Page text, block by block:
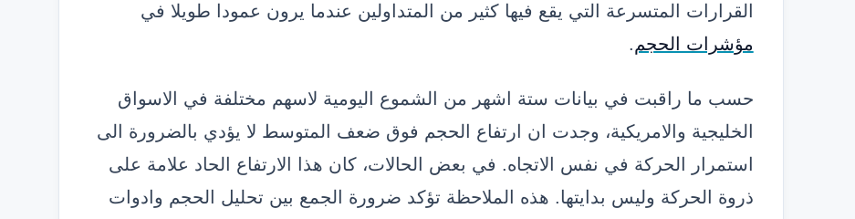
القرارات المتسرعة التي يقع فيها كثير من المتداولين عندما يرون عمودا طويلا في
مؤشرات الحجم.
حسب ما راقبت في بيانات ستة اشهر من الشموع اليومية لاسهم مختلفة في الاسواق
الخليجية والامريكية، وجدت ان ارتفاع الحجم فوق ضعف المتوسط لا يؤدي بالضرورة الى
استمرار الحركة في نفس الاتجاه. في بعض الحالات، كان هذا الارتفاع الحاد علامة على
ذروة الحركة وليس بدايتها. هذه الملاحظة تؤكد ضرورة الجمع بين تحليل الحجم وادوات